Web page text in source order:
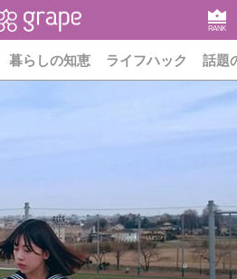
RANK
暮らしの知恵 ライフハック 話題